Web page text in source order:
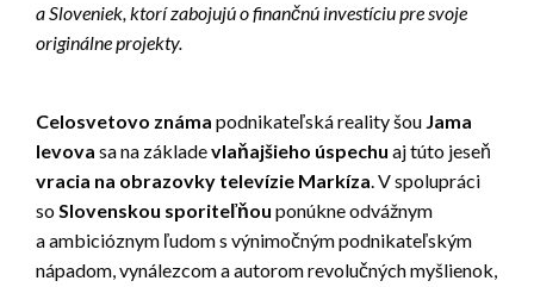
a Sloveniek, ktorí zabojujú o finančnú investíciu pre svoje
originálne projekty.
Celosvetovo známa podnikateľská reality šou Jama
levova sa na základevlaňajšieho úspechu aj túto jeseň
vracia na obrazovky televízie Markíza. V spolupráci
soSlovenskou sporiteľňou ponúkne odvážnym
a ambicióznym ľudom s výnimočným podnikateľským
nápadom, vynálezcom a autorom revolučných myšlienok,